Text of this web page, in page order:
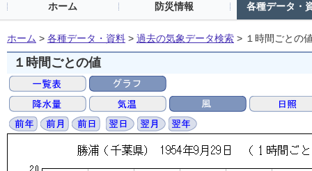
ホーム 防災情報 各種データ・
ホーム > 各種データ・資料 > 過去の気象データ検索 > １時間ごとの
１時間ごとの値